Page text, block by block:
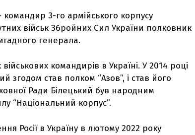
3-го армійського корпусу
військ Збройних Сил України полковник
генерала.
командирів в Україні. У 2014 році
згодом став полком “Азов”, і став його
Ради Білецький був народним
“Національний корпус”.
Росії в Україну в лютому 2022 року